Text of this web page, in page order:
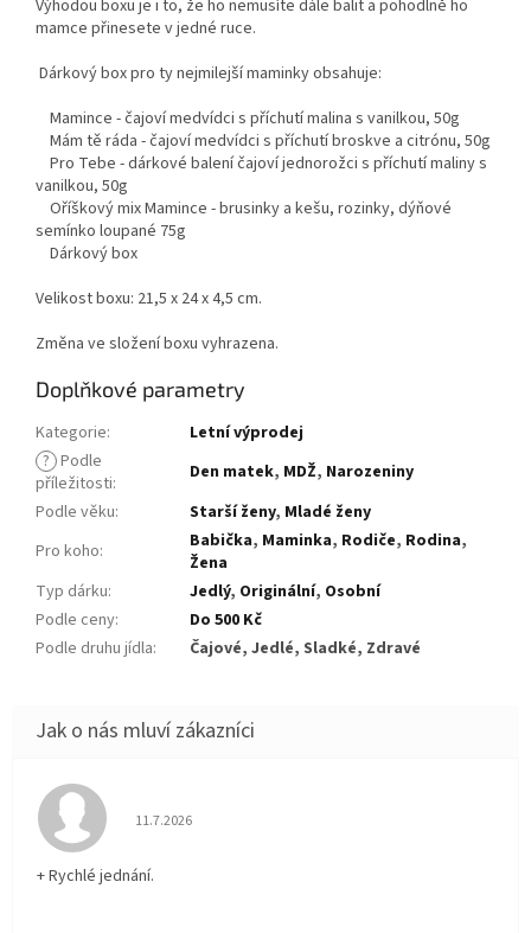
Výhodou boxu je i to, že ho nemusíte dále balit a pohodlně ho
mamce přinesete v jedné ruce.
Dárkový box pro ty nejmilejší maminky obsahuje:
Mamince - čajoví medvídci s příchutí malina s vanilkou, 50g
Mám tě ráda - čajoví medvídci s příchutí broskve a citrónu, 50g
Pro Tebe - dárkové balení čajoví jednorožci s příchutí maliny s
vanilkou, 50g
Oříškový mix Mamince - brusinky a kešu, rozinky, dýňové
semínko loupané 75g
Dárkový box
Velikost boxu: 21,5 x 24 x 4,5 cm.
Změna ve složení boxu vyhrazena.
Doplňkové parametry
Kategorie:
Letní výprodej
? Podle
příležitosti: Den matek, MDŽ, Narozeniny
Podle věku: Starší ženy, Mladé ženy
Pro koho: Babička, Maminka, Rodiče, Rodina,
Žena
Typ dárku: Jedlý, Originální, Osobní
Podle ceny:
Do 500 Kč
Podle druhu jídla: Čajové, Jedlé, Sladké, Zdravé
Hodnocení obchodu je 5 z 5 hvězdiček.
11.7.2026
+ Rychlé jednání.